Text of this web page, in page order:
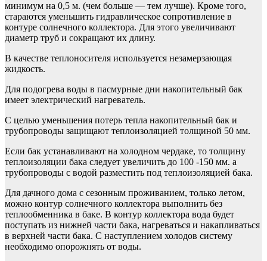
минимум на 0,5 м. (чем больше — тем лучше). Кроме того,
стараются уменьшить гидравлическое сопротивление в
контуре солнечного коллектора. Для этого увеличивают
диаметр труб и сокращают их длину.
В качестве теплоносителя используется незамерзающая
жидкость.
Для подогрева воды в пасмурные дни накопительный бак
имеет электрический нагреватель.
С целью уменьшения потерь тепла накопительный бак и
трубопроводы защищают теплоизоляцией толщиной 50 мм.
Если бак устанавливают на холодном чердаке, то толщину
теплоизоляции бака следует увеличить до 100 -150 мм. а
трубопроводы с водой разместить под теплоизоляцией бака.
Для дачного дома с сезонным проживанием, только летом,
можно контур солнечного коллектора выполнить без
теплообменника в баке. В контур коллектора вода будет
поступать из нижней части бака, нагреваться и накапливаться
в верхней части бака. С наступлением холодов систему
необходимо опорожнять от воды.